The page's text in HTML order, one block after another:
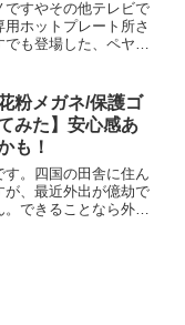
ですやその他テレビで
ホットプレート所さ
も登場した、ペヤン
商品を持っているそう
グ専用」...
粉メガネ/保護ゴ
みた】安心感あ
も！
す。四国の田舎に住ん
が、最近外出が億劫で
できることなら外出